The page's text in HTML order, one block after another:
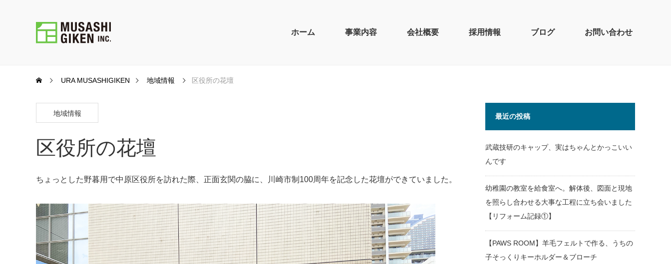
ホーム 事業内容 会社概要 採用情報 ブログ お問い合わせ
URA MUSASHIGIKEN 地域情報 区役所の花壇
地域情報
区役所の花壇
ちょっとした野暮用で中原区役所を訪れた際、正面玄関の脇に、川崎市制100周年を記念した花壇ができていました。
最近の投稿
武蔵技研のキャップ、実はちゃんとかっこいい
んです
幼稚園の教室を給食室へ。解体後、図面と現地
を照らし合わせる大事な工程に立ち会いました
【リフォーム記録①】
【PAWS ROOM】羊毛フェルトで作る、うちの
子そっくりキーホルダー＆ブローチ